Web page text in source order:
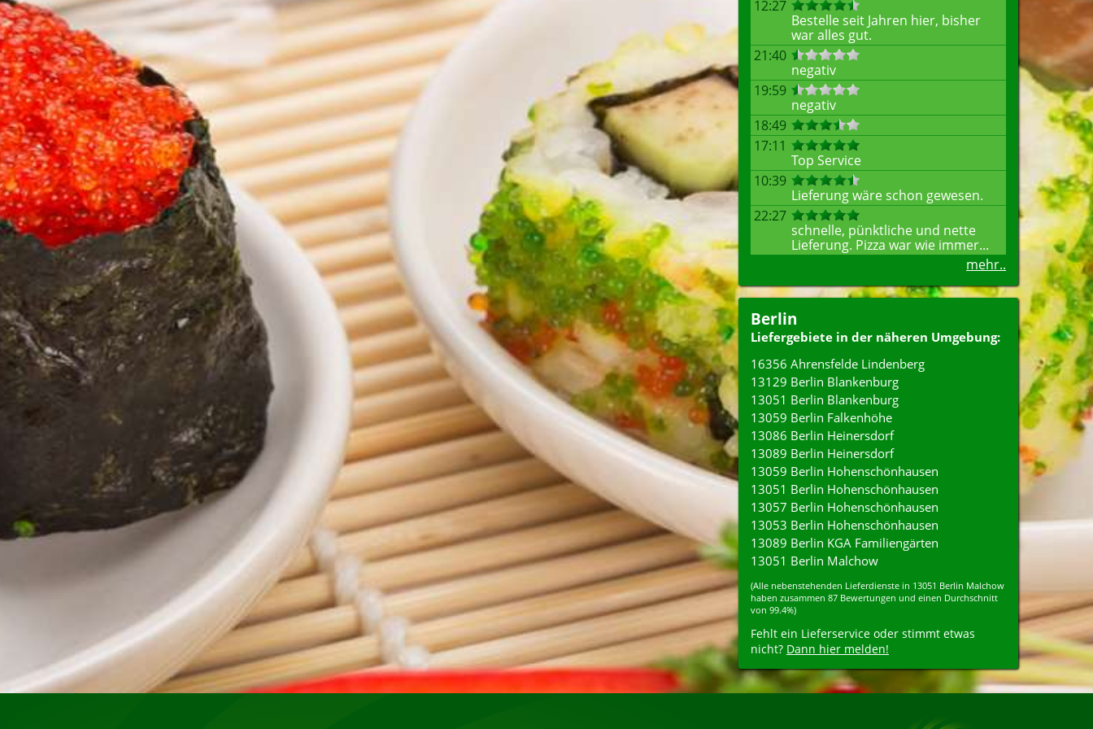
12:27
Bestelle seit Jahren hier, bisher
war alles gut.
21:40
negativ
19:59
negativ
18:49
17:11
Top Service
10:39
Lieferung wäre schon gewesen.
22:27
schnelle, pünktliche und nette
Lieferung. Pizza war wie immer...
mehr..
Berlin
Liefergebiete in der näheren Umgebung:
16356 Ahrensfelde Lindenberg
13129 Berlin Blankenburg
13051 Berlin Blankenburg
13059 Berlin Falkenhöhe
13086 Berlin Heinersdorf
13089 Berlin Heinersdorf
13059 Berlin Hohenschönhausen
13051 Berlin Hohenschönhausen
13057 Berlin Hohenschönhausen
13053 Berlin Hohenschönhausen
13089 Berlin KGA Familiengärten
13051 Berlin Malchow
(Alle nebenstehenden Lieferdienste in 13051 Berlin Malchow
haben zusammen 87 Bewertungen und einen Durchschnitt
von 99.4%)
Fehlt ein Lieferservice oder stimmt etwas
nicht? Dann hier melden!